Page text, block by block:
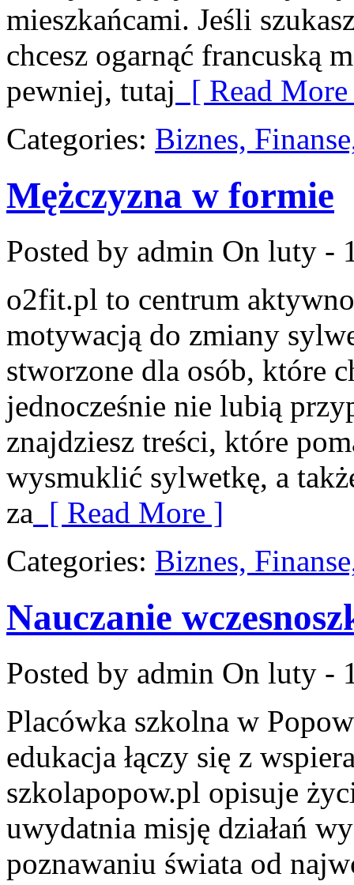
mieszkańcami. Jeśli
chcesz ogarnąć francuską
pewniej, tutaj [ Read
Categories: Biznes,
Mężczyzna w formie
Posted by admin On luty -
o2fit.pl to centrum
motywacją do zmiany
stworzone dla osób, które
jednocześnie nie lubią
znajdziesz treści, które
wysmuklić sylwetkę, a
za [ Read More ]
Categories: Biznes,
Nauczanie
Posted by admin On luty -
Placówka szkolna w
edukacja łączy się z
szkolapopow.pl opisuje
uwydatnia misję działań
poznawaniu świata od